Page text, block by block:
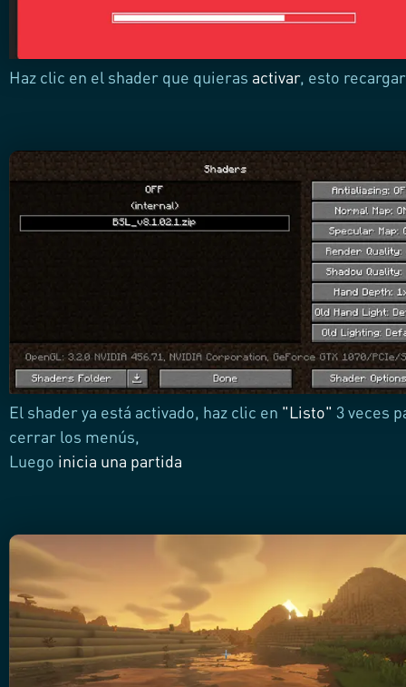
Haz clic en el shader que quieras activar, esto
El shader ya está activado, haz clic en "Listo" 3 veces
cerrar los menús,
Luego inicia una partida